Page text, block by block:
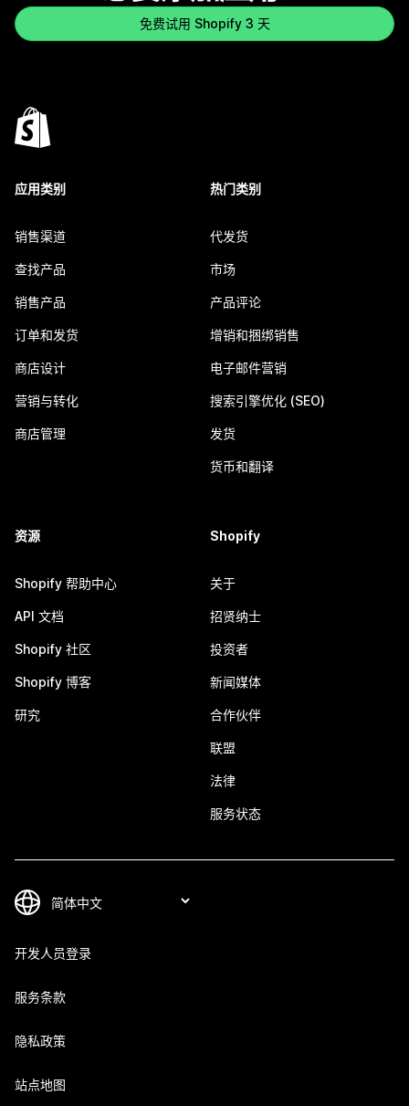
免费试用 Shopify 3 天
应用类别
销售渠道
查找产品
销售产品
订单和发货
商店设计
营销与转化
商店管理
热门类别
代发货
市场
产品评论
增销和捆绑销售
电子邮件营销
搜索引擎优化 (SEO)
发货
货币和翻译
资源
Shopify 帮助中心
API 文档
Shopify 社区
Shopify 博客
研究
Shopify
关于
招贤纳士
投资者
新闻媒体
合作伙伴
联盟
法律
服务状态
开发人员登录
服务条款
隐私政策
站点地图